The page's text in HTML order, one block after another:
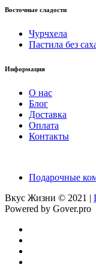
Восточные сладости
Чурчхела
Пастила без
Информация
О нас
Блог
Доставка
Оплата
Контакты
Подарочные
Вкус Жизни © 2021 |
Powered by Gover.pro